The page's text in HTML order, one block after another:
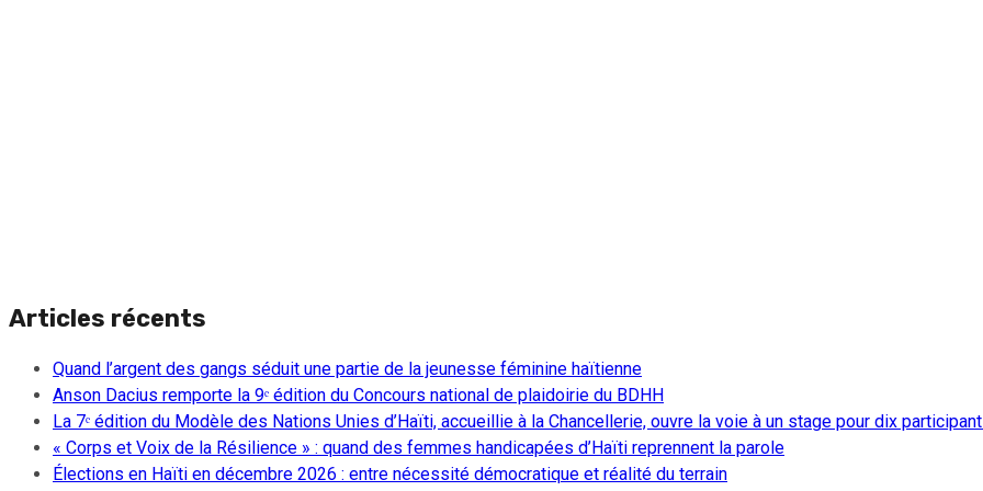
Articles récents
Quand l’argent des gangs séduit une partie de la jeunesse féminine haïtienne
Anson Dacius remporte la 9ᵉ édition du Concours national de plaidoirie du BDHH
La 7ᵉ édition du Modèle des Nations Unies d’Haïti, accueillie à la Chancellerie, ouvre la voie à un stage pour dix
« Corps et Voix de la Résilience » : quand des femmes handicapées d’Haïti reprennent la parole
Élections en Haïti en décembre 2026 : entre nécessité démocratique et réalité du terrain